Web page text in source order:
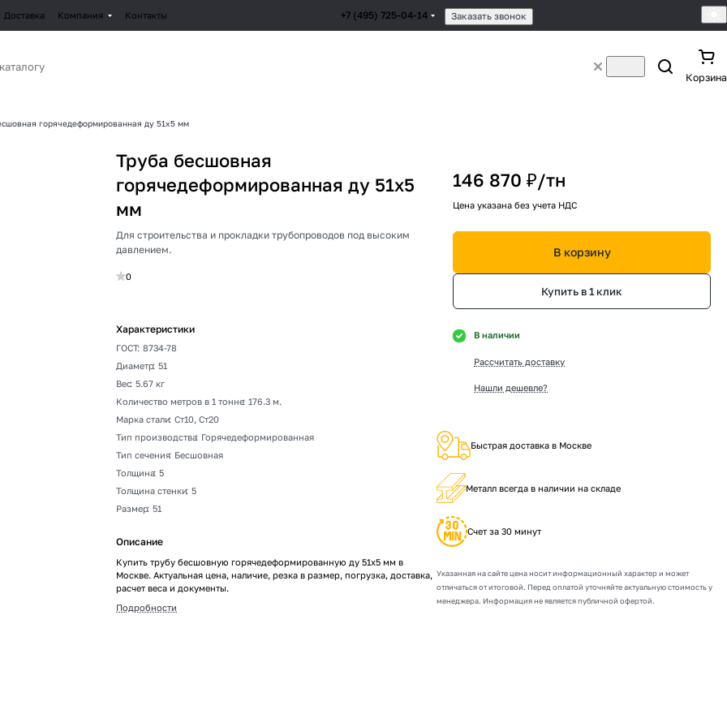
Доставка Компания Контакты +7 (495) 725-04-14 Заказать звонок
Корзина
горячедеформированная ду 51х5 мм
Труба бесшовная
горячедеформированная ду 51х5
мм
Для строительства и прокладки трубопроводов под высоким
давлением.
0
Характеристики
ГОСТ: 8734-78
Диаметр: 51
Вес: 5.67 кг
Количество метров в 1 тонне: 176.3 м.
Марка стали: Ст10, Ст20
Тип производства: Горячедеформированная
Тип сечения: Бесшовная
Толщина: 5
Толщина стенки: 5
Размер: 51
Описание
Купить трубу бесшовную горячедеформированную ду 51х5 мм в
Москве. Актуальная цена, наличие, резка в размер, погрузка, доставка,
расчет веса и документы.
Подробности
146 870 ₽/тн
Цена указана без учета НДС
В корзину
Купить в 1 клик
В наличии
Рассчитать доставку
Нашли дешевле?
Быстрая доставка в Москве
Металл всегда в наличии на складе
Счет за 30 минут
Указанная на сайте цена носит информационный характер и может
отличаться от итоговой. Перед оплатой уточняйте актуальную стоимость у
менеджера. Информация не является публичной офертой.